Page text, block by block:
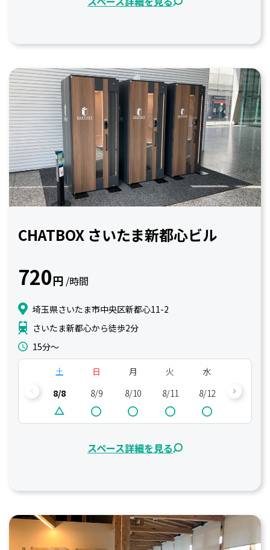
CHATBOX さいたま新都心ビル
720円 /時間
埼玉県さいたま市中央区新都心11-2
さいたま新都心から徒歩2分
15分〜
土
8/8
日
8/9
月
8/10
火
8/11
水
8/12
8/13
スペース詳細を見る